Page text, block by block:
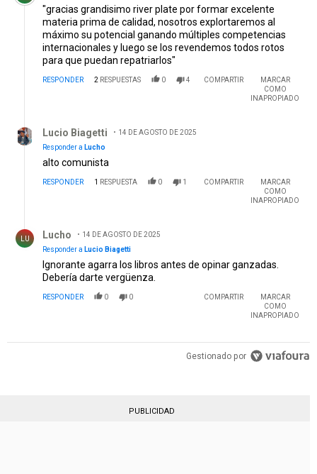
"gracias grandisimo river plate por formar excelente
materia prima de calidad, nosotros explortaremos al
máximo su potencial ganando múltiples competencias
internacionales y luego se los revendemos todos rotos
para que puedan repatriarlos"
RESPONDER 2 RESPUESTAS 0 4 COMPARTIR
MARCAR
COMO
INAPROPIADO
Lucio Biagetti
14 DE AGOSTO DE 2025
Responder a Lucho
alto comunista
RESPONDER 1 RESPUESTA 0 1 COMPARTIR
MARCAR
COMO
INAPROPIADO
LU Lucho
14 DE AGOSTO DE 2025
Responder a Lucio Biagetti
Ignorante agarra los libros antes de opinar ganzadas.
Debería darte vergüenza.
RESPONDER 0 0 COMPARTIR
MARCAR
COMO
INAPROPIADO
Gestionado por
PUBLICIDAD